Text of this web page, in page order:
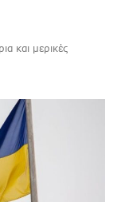
και μερικές